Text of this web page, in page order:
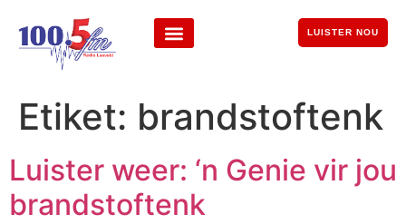
LUISTER NOU
Etiket: brandstoftenk
Luister weer: ‘n Genie vir jou
brandstoftenk